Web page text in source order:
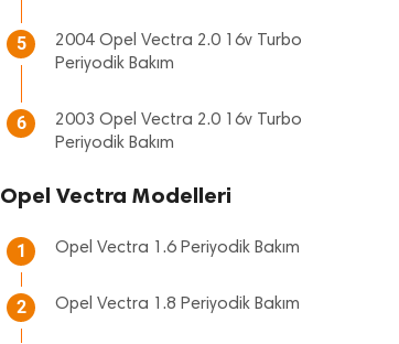
5
2004 Opel Vectra 2.0 16v Turbo
Periyodik Bakım
6
2003 Opel Vectra 2.0 16v Turbo
Periyodik Bakım
Opel Vectra Modelleri
1 Opel Vectra 1.6 Periyodik Bakım
2 Opel Vectra 1.8 Periyodik Bakım